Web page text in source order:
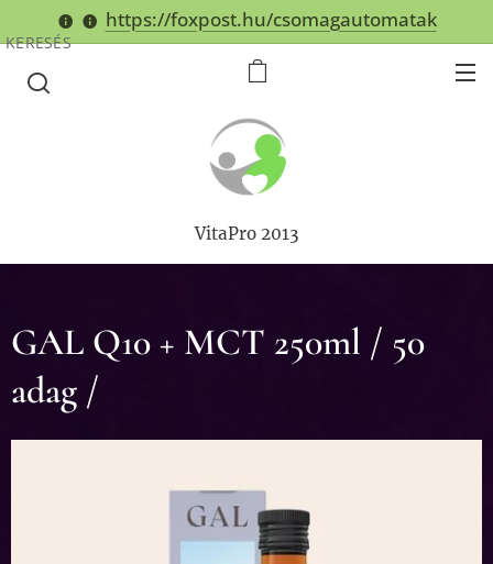
https://foxpost.hu/csomagautomatak
VitaPro 2013
KERESÉS
GAL Q10 + MCT 250ml / 50
adag /